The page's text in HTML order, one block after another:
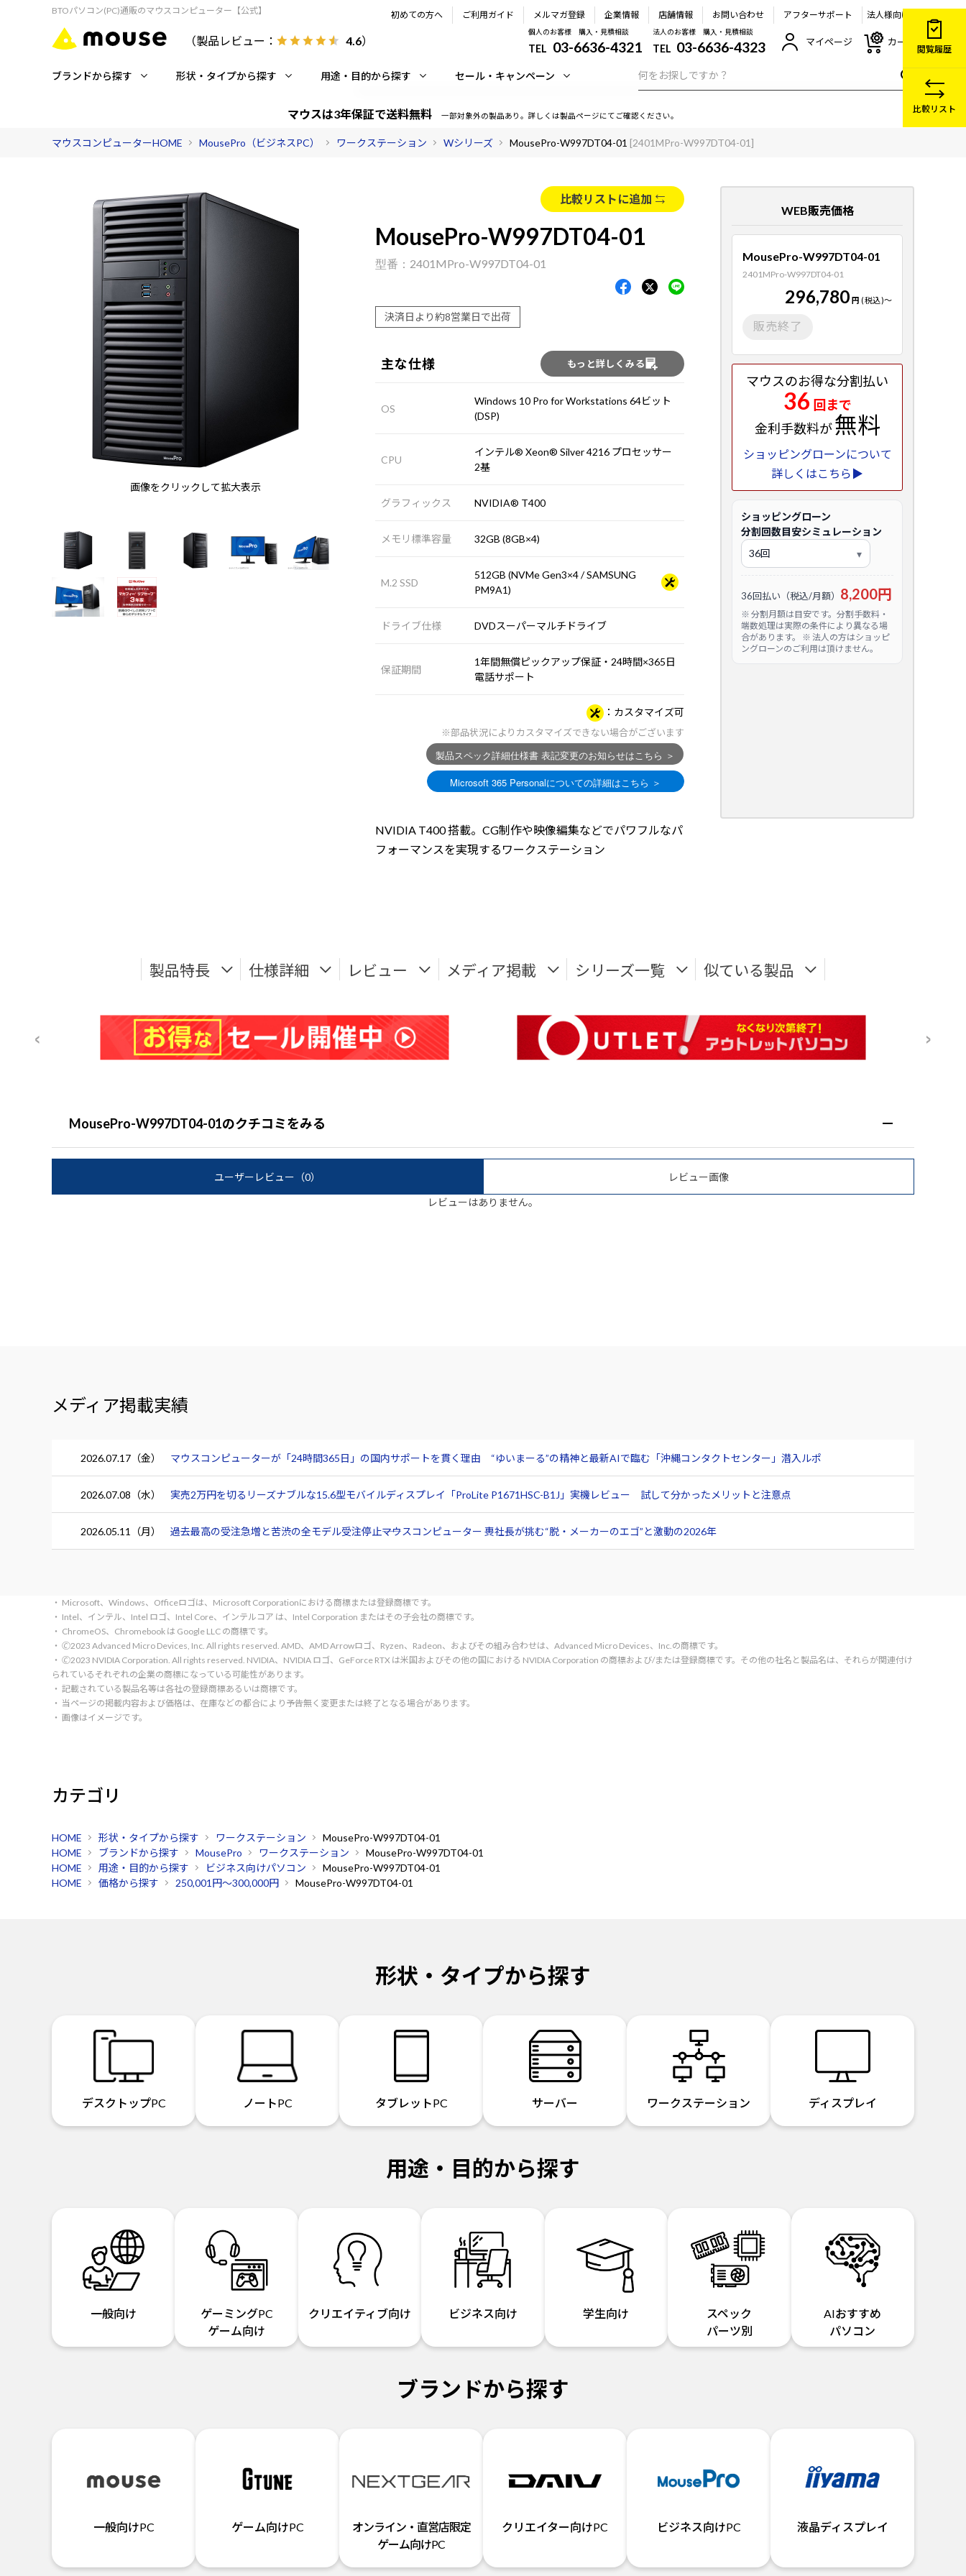
BTOパソコン(PC)通販のマウスコンピューター【公式】
（製品レビュー： 4.6）
初めての方へ ご利用ガイド メルマガ登録 企業情報 店舗情報 お問い合わせ アフターサポート 法人様向け
個人のお客様 購入・見積相談
TEL 03-6636-4321
法人のお客様 購入・見積相談
TEL 03-6636-4323 マイページ カート
ブランドから探す 形状・タイプから探す 用途・目的から探す セール・キャンペーン
マウスは3年保証で送料無料 一部対象外の製品あり。詳しくは製品ページにてご確認ください。
マウスコンピューターHOME MousePro（ビジネスPC） ワークステーション Wシリーズ MousePro-W997DT04-01 [2401MPro-W997DT04-01]
画像をクリックして拡大表示
比較リストに追加
MousePro-W997DT04-01
2401MPro-W997DT04-01
決済日より約8営業日で出荷
主な仕様 もっと詳しくみる
OS
Windows 10 Pro for Workstations 64ビット
(DSP)
CPU
インテル® Xeon® Silver 4216 プロセッサー
2基
グラフィックス NVIDIA® T400
メモリ標準容量 32GB (8GB×4)
M.2 SSD
512GB (NVMe Gen3×4 / SAMSUNG
PM9A1)
ドライブ仕様 DVDスーパーマルチドライブ
保証期間
1年間無償ピックアップ保証・24時間×365日
電話サポート
カスタマイズ可
※部品状況によりカスタマイズできない場合がございます
NVIDIA T400 搭載。CG制作や映像編集などでパワフルなパ
フォーマンスを実現するワークステーション
WEB販売価格
MousePro-W997DT04-01
2401MPro-W997DT04-01
296,780 円 (税込)～
販売終了
マウスのお得な分割払い
36 回まで
金利手数料が無料
ショッピングローンについて
詳しくはこちら▶
ショッピングローン
分割回数目安シミュレーション
36回払い（税込/月額） 8,200円
※ 分割月額は目安です。分割手数料・
端数処理は実際の条件により異なる場
合があります。 ※ 法人の方はショッピ
ングローンのご利用は頂けません。
製品特長 仕様詳細 レビュー メディア掲載 シリーズ一覧 似ている製品
MousePro-W997DT04-01のクチコミをみる
ユーザーレビュー （0） レビュー画像
レビューはありません。
メディア掲載実績
2026.07.17（金） マウスコンピューターが「24時間365日」の国内サポートを貫く理由 “ゆいまーる”の精神と最新AIで臨む「沖縄コンタクトセンター」潜入ルポ
2026.07.08（水） 実売2万円を切るリーズナブルな15.6型モバイルディスプレイ「ProLite P1671HSC-B1J」実機レビュー 試して分かったメリットと注意点
2026.05.11（月） 過去最高の受注急増と苦渋の全モデル受注停止――マウスコンピューター 軣社長が挑む“脱・メーカーのエゴ”と激動の2026年
・ Microsoft、Windows、Officeロゴは、Microsoft Corporationにおける商標または登録商標です。
・ Intel、インテル、Intel ロゴ、Intel Core、インテルコア は、Intel Corporation またはその子会社の商標です。
・ ChromeOS、Chromebook は Google LLC の商標です。
・ 🄫2023 Advanced Micro Devices, Inc. All rights reserved. AMD、AMD Arrowロゴ、Ryzen、Radeon、およびその組み合わせは、Advanced Micro Devices、Inc.の商標です。
・ 🄫2023 NVIDIA Corporation. All rights reserved. NVIDIA、NVIDIA ロゴ、GeForce RTX は米国およびその他の国における NVIDIA Corporation の商標および/または登録商標です。その他の社名と製品名は、それらが関連付け
られているそれぞれの企業の商標になっている可能性があります。
・ 記載されている製品名等は各社の登録商標あるいは商標です。
・ 当ページの掲載内容および価格は、在庫などの都合により予告無く変更または終了となる場合があります。
・ 画像はイメージです。
カテゴリ
HOME 形状・タイプから探す ワークステーション
MousePro-W997DT04-01
HOME
ブランドから探す MousePro ワークステーション
MousePro-W997DT04-01
HOME
用途・目的から探す ビジネス向けパソコン
MousePro-W997DT04-01
HOME
価格から探す 250,001円～300,000円 MousePro-W997DT04-01
形状・タイプから探す
デスクトップPC ノートPC タブレットPC サーバー ワークステーション ディスプレイ
用途・目的から探す
一般向け
ゲーミングPC
ゲーム向け
クリエイティブ向け ビジネス向け 学生向け
スペック
パーツ別
AIおすすめ
パソコン
ブランドから探す
一般向けPC ゲーム向けPC
オンライン・直営店限定
ゲーム向けPC
クリエイター向けPC ビジネス向けPC 液晶ディスプレイ
閲覧履歴
比較リスト